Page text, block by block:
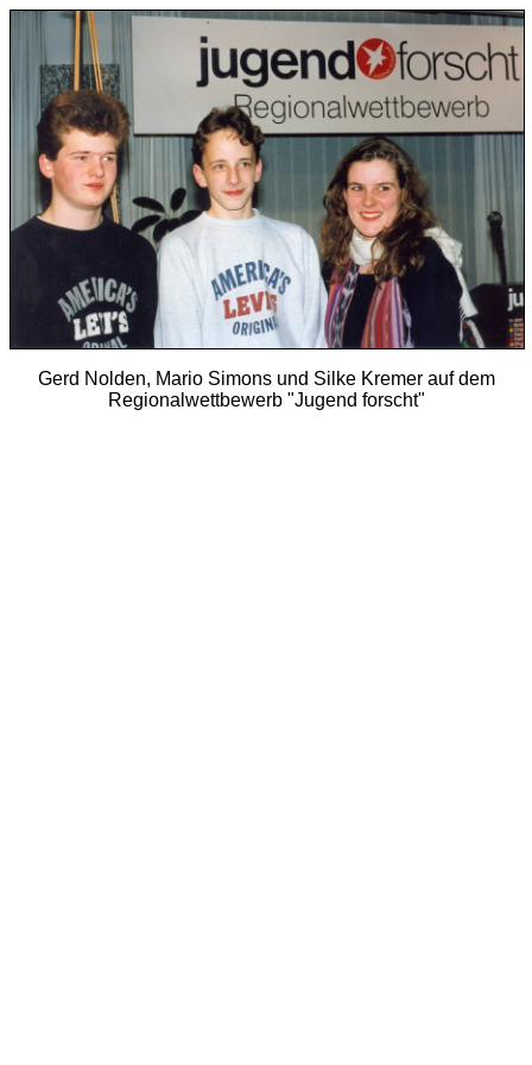
Gerd Nolden, Mario Simons und Silke Kremer auf dem
Regionalwettbewerb "Jugend forscht"